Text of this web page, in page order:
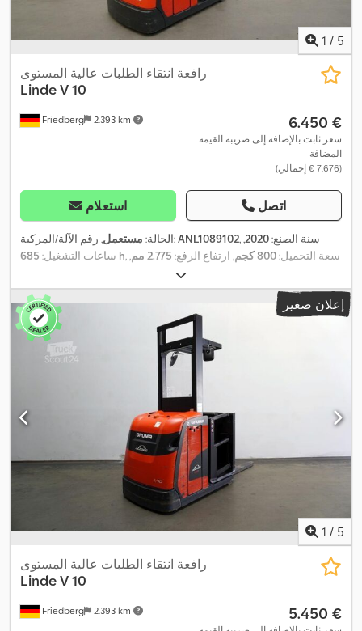
1 / 5
Friedberg 2.393 km
رافعة انتقاء الطلبات عالية المستوى
LindeV 10
‏6.450 €
سعر ثابت بالإضافة إلى ضريبة القيمة
المضافة
(‏7.676 € إجمالي)
استعلام اتصل
الحالة: مستعمل , رقم الآلة/المركبة:ANL1089102 , سنة الصنع:2020
,
ساعات التشغيل: 685 h , سعة التحميل:800 كجم , ارتفاع الرفع: 2.775 مم
,
, مركز تحميل الحمولة:
سعة البطارية:560 آه , جهد البطارية: 24 V , عرض إطار الشوكة:560 مم
,
طول الشوكات:
, الارتفاع الكلي:2.530
, العرض الكلي: , وقود: كهرباء
إعلان صغير
1 / 5
Friedberg 2.393 km
رافعة انتقاء الطلبات عالية المستوى
LindeV 10
‏5.450 €